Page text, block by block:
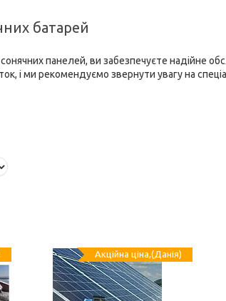
батарей
панелей, ви забезпечуєте надійне
і ми рекомендуємо звернути увагу на
Акційна ціна,(Данія)